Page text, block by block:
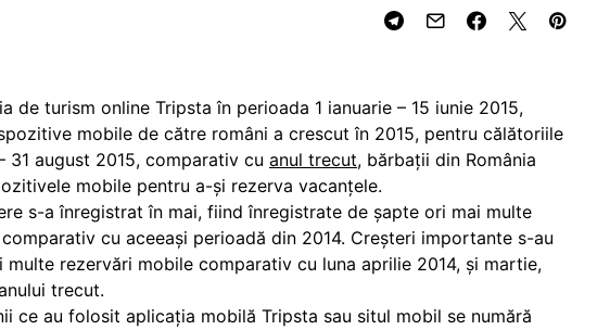
de turism online Tripsta în perioada 1 ianuarie – 15 iunie 2015,
mobile de către români a crescut în 2015, pentru călătoriile
31 august 2015, comparativ cu anul trecut, bărbații din România
mobile pentru a-și rezerva vacanțele.
s-a înregistrat în mai, fiind înregistrate de șapte ori mai multe
cu aceeași perioadă din 2014. Creșteri importante s-au
rezervări mobile comparativ cu luna aprilie 2014, și martie,
trecut.
ce au folosit aplicația mobilă Tripsta sau situl mobil se numără